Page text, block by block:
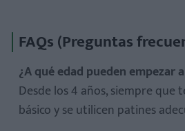
FAQs (Preguntas
¿A qué edad pueden empezar
Desde los 4 años, siempre
básico y se utilicen patines